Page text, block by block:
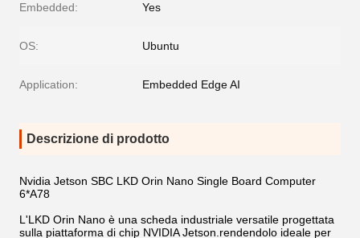
Embedded: Yes
OS: Ubuntu
Application: Embedded Edge AI
Descrizione di prodotto
Nvidia Jetson SBC LKD Orin Nano Single Board Computer
6*A78
L'LKD Orin Nano è una scheda industriale versatile progettata
sulla piattaforma di chip NVIDIA Jetson.rendendolo ideale per